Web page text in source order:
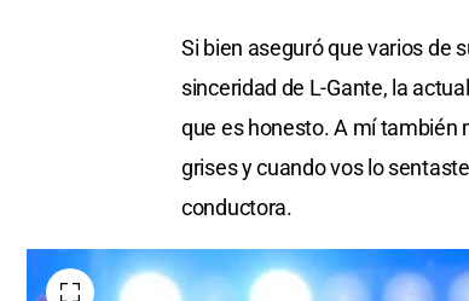
Si bien aseguró que varios de
sinceridad de L-Gante, la
que es honesto. A mí también
grises y cuando vos lo
conductora.